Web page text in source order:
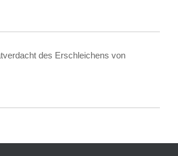
des Erschleichens von